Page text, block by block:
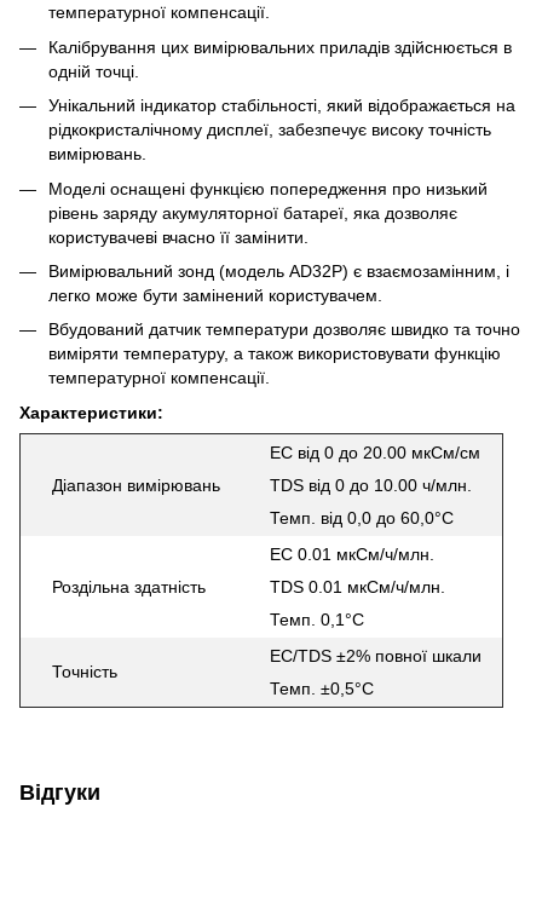
температурної компенсації.
Калібрування цих вимірювальних приладів здійснюється в
одній точці.
Унікальний індикатор стабільності, який відображається на
рідкокристалічному дисплеї, забезпечує високу точність
вимірювань.
Моделі оснащені функцією попередження про низький
рівень заряду акумуляторної батареї, яка дозволяє
користувачеві вчасно її замінити.
Вимірювальний зонд (модель AD32P) є взаємозамінним, і
легко може бути замінений користувачем.
Вбудований датчик температури дозволяє швидко та точно
виміряти температуру, а також використовувати функцію
температурної компенсації.
Характеристики:
Діапазон вимірювань
EC від 0 до 20.00 мкСм/см
TDS від 0 до 10.00 ч/млн.
Темп. від 0,0 до 60,0°C
Роздільна здатність
EC 0.01 мкСм/ч/млн.
TDS 0.01 мкСм/ч/млн.
Темп. 0,1°C
Точність
EC/TDS ±2% повної шкали
Темп. ±0,5°C
Відгуки